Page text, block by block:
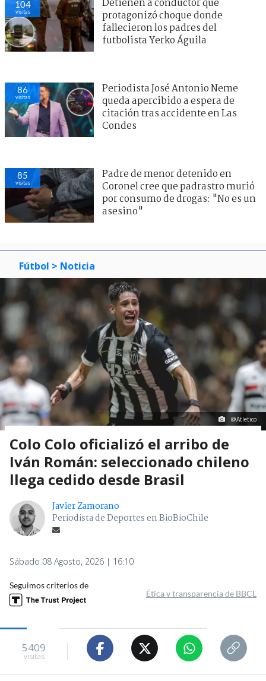
104
visitas
Detienen a conductor que
protagonizó choque donde
fallecieron los padres del
futbolista Yerko Águila
86
visitas
Periodista José Antonio Neme
queda apercibido a espera de
citación tras accidente en Las
Condes
85
visitas
Padre de menor detenido en
Coronel cree que padrastro murió
por consumo de drogas: "No es un
asesino"
Fútbol > Noticia
@Atletico
Colo Colo oficializó el arribo de
Iván Román: seleccionado chileno
llega cedido desde Brasil
Javier Zamorano
Periodista de Deportes en BioBioChile
Sábado 08 Agosto, 2026 | 16:10
Seguimos criterios de
Ética y transparencia de BBCL
5409
visitas